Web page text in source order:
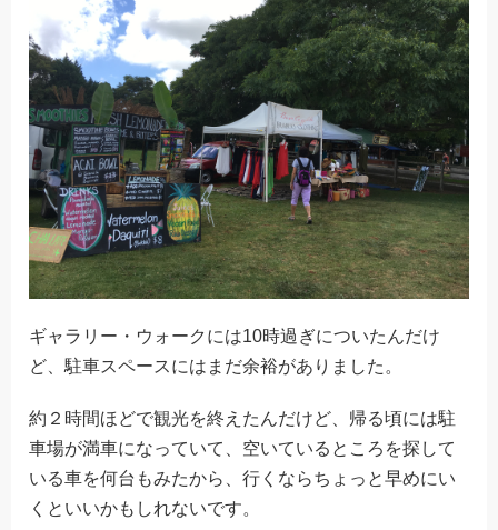
ギャラリー・ウォークには10時過ぎについたんだけ
ど、駐車スペースにはまだ余裕がありました。
約２時間ほどで観光を終えたんだけど、帰る頃には駐
車場が満車になっていて、空いているところを探して
いる車を何台もみたから、行くならちょっと早めにい
くといいかもしれないです。